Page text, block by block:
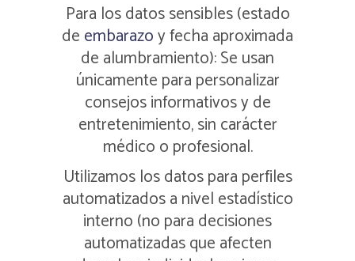
Para los datos sensibles (estado
de embarazoy fecha aproximada
de alumbramiento): Se usan
únicamente para personalizar
consejos informativos y de
entretenimiento, sin carácter
médico o profesional.
Utilizamos los datos para perfiles
automatizados a nivel estadístico
interno (no para decisiones
automatizadas que afecten